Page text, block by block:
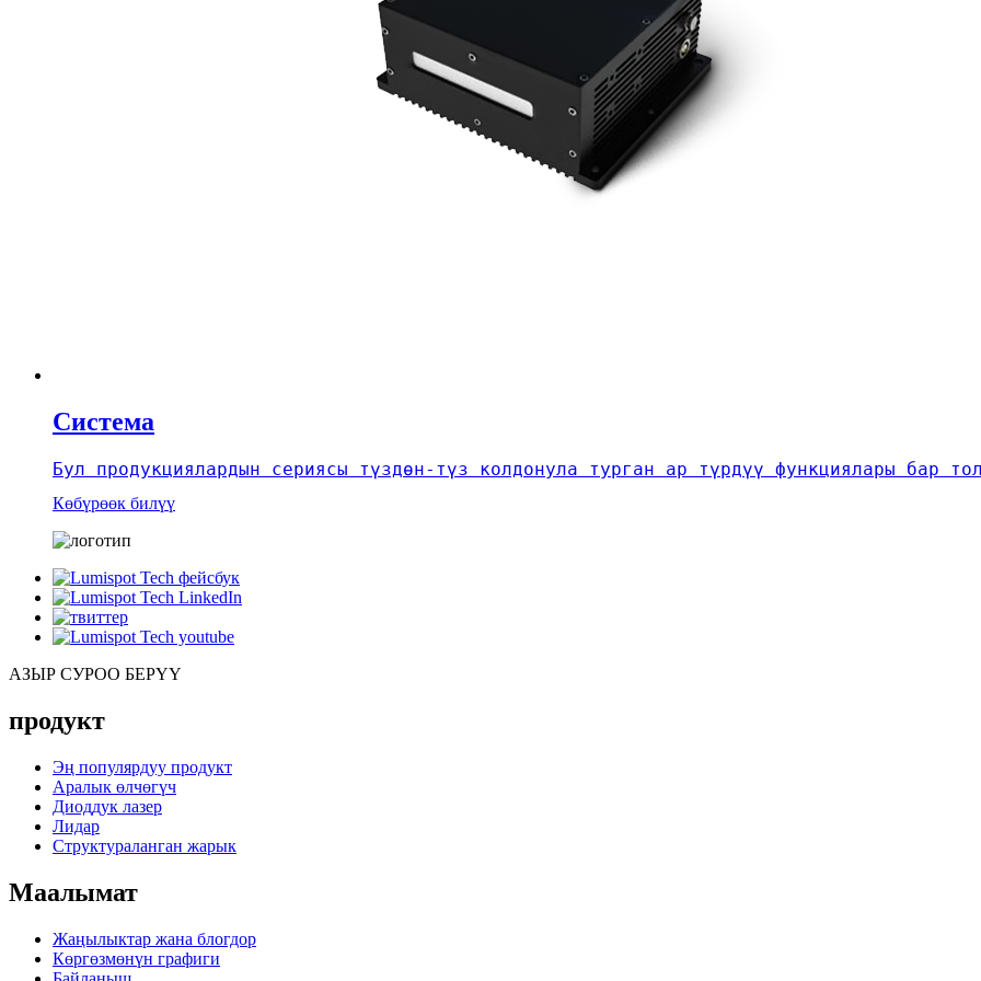
Система
Бул продукциялардын сериясы түздөн-түз колдонула турган ар түрдүү функциялары бар
Көбүрөөк билүү
АЗЫР СУРОО БЕРҮҮ
продукт
Эң популярдуу продукт
Аралык өлчөгүч
Диоддук лазер
Лидар
Структураланган жарык
Маалымат
Жаңылыктар жана блогдор
Көргөзмөнүн графиги